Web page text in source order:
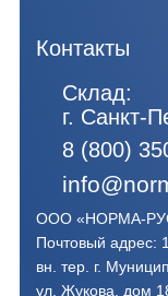
Контакты
Склад:
г. Санкт-
8 (800)
ООО «НОРМА-
Почтовый адрес:
вн. тер. г.
ул. Жукова, дом